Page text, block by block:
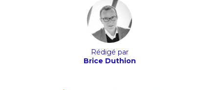
Rédigé par
Brice Duthion